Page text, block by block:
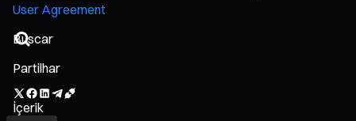
User Agreement
Partilhar
İçerik